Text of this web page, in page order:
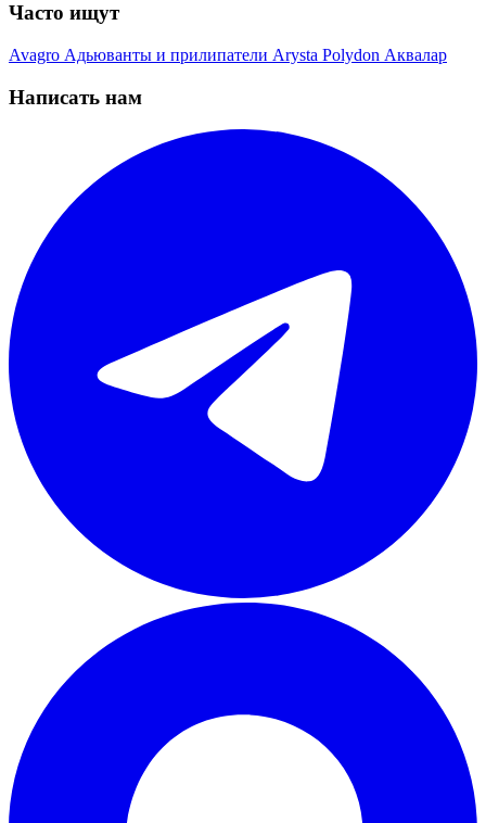
Часто ищут
Avagro Адьюванты и прилипатели Arysta Polydon Аквалар
Написать нам